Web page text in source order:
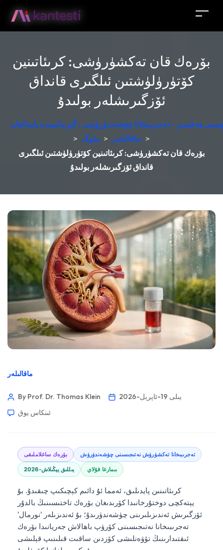
بۆرەك قان تەكشۈرۈشى: كرىئاتىنين
كۆتۈرۈلۈشتىن ئىلگىرى قانداق
ئۆزگىرىشلەر بولىدۇ
ھەقسىز - تەجرىبىخانا چۈشەندۈرۈشى ، گېرمانىيەدە ياسالغان
> بىلوگ > ماقالىلەر >
بۆرەك قان تەكشۈرۈشى: كرىئاتىنين كۆتۈرۈلۈشتىن ئىلگىرى
قانداق ئۆزگىرىشلەر بولىدۇ
ماقالىلەر
By Prof. Dr. Thomas Klein
2026-يىلى 19-ئاپرېل
ئىنكاس يوق
بۆرەك ساغلاملىقى تەجرىبىخانا تەكشۈرۈش نەتىجىسىنى چۈشەندۈرۈش
2026-يىللىق يېڭىلاش بىمارغا قۇلاي
كرىئاتىنىن پايدىلىق، ئەمما ئۇ دائىم كېچىكىپ چىقىدۇ. بۇ
يېتەكچى دوختۇرخانىدا كۆرىدىغان بۆرەك تاختىسىنىڭ بالدۇر
ئۆزگىرىش ئەندىزىلىرىنى چۈشەندۈرىدۇ؛ بۇ ئەندىزىلەر 'نورمال'
تەجرىبىخانا نەتىجىسىنى كۆرۈپ باھالاش جەريانىدا بۆرەك
ئىقتىدارىنىڭ تۆۋەنلىشى كۆزدىن ساقىت قىلىنىپ قېلىشى